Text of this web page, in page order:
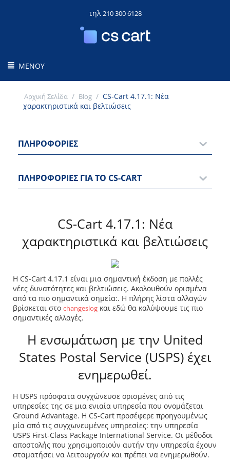
τηλ210 300 6128
ΜΕΝΟΎ
Αρχική Σελίδα / Blog / CS-Cart 4.17.1: Νέα
χαρακτηριστικά και βελτιώσεις
ΠΛΗΡΟΦΟΡΊΕΣ
ΠΛΗΡΟΦΟΡΊΕΣ ΓΙΑ ΤΟ CS-CART
CS-Cart 4.17.1: Νέα
χαρακτηριστικά και βελτιώσεις
Η CS-Cart 4.17.1 είναι μια σημαντική έκδοση με πολλές
νέες δυνατότητες και βελτιώσεις. Ακολουθούν ορισμένα
από τα πιο σημαντικά σημεία:. Η πλήρης λίστα αλλαγών
βρίσκεται στο changeslogκαι εδώ θα καλύψουμε τις πιο
σημαντικές αλλαγές.
Η ενσωμάτωση με την United
States Postal Service (USPS) έχει
ενημερωθεί.
Η USPS πρόσφατα συγχώνευσε ορισμένες από τις
υπηρεσίες της σε μια ενιαία υπηρεσία που ονομάζεται
Ground Advantage. Η CS-Cart προσέφερε προηγουμένως
μία από τις συγχωνευμένες υπηρεσίες: την υπηρεσία
USPS First-Class Package International Service. Οι μέθοδοι
αποστολής που χρησιμοποιούν αυτήν την υπηρεσία έχουν
σταματήσει να λειτουργούν και πρέπει να ενημερωθούν.